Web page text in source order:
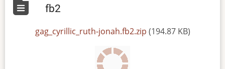
fb2
gag_cyrillic_ruth-jonah.fb2.zip (194.87 KB)